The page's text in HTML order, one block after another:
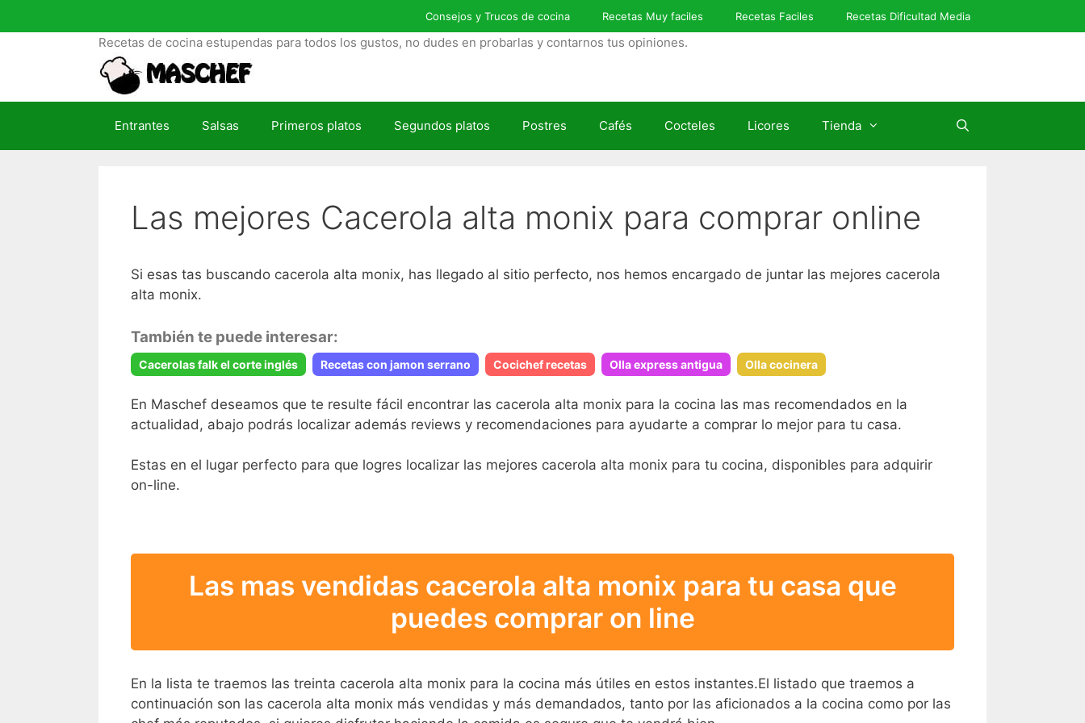
a
l
Consejos y Trucos de cocina Recetas Muy faciles Recetas Faciles Recetas Dificultad Media
Recetas de cocina estupendas para todos los gustos, no dudes en probarlas y contarnos tus opiniones.
Entrantes Salsas Primeros platos Segundos platos Postres Cafés Cocteles Licores Tienda
Las mejores Cacerola alta monix para comprar online
Si esas tas buscando cacerola alta monix, has llegado al sitio perfecto, nos hemos encargado de juntar las mejores cacerola
alta monix.
También te puede interesar:
Cacerolas falk el corte inglés Recetas con jamon serrano Cocichef recetas Olla express antigua Olla cocinera
En Maschef deseamos que te resulte fácil encontrar las cacerola alta monix para la cocina las mas recomendados en la
actualidad, abajo podrás localizar además reviews y recomendaciones para ayudarte a comprar lo mejor para tu casa.
Estas en el lugar perfecto para que logres localizar las mejores cacerola alta monix para tu cocina, disponibles para adquirir
on-line.
Las mas vendidas cacerola alta monix para tu casa que
puedes comprar on line
En la lista te traemos las treinta cacerola alta monix para la cocina más útiles en estos instantes.El listado que traemos a
continuación son las cacerola alta monix más vendidas y más demandados, tanto por las aficionados a la cocina como por las